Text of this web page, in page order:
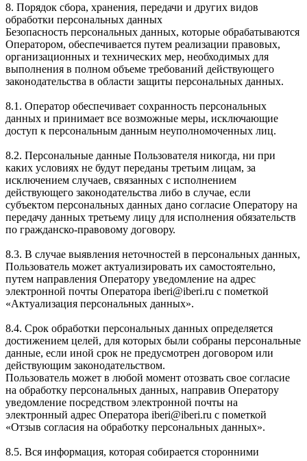
8. Порядок сбора, хранения, передачи и других видов
обработки персональных данных
Безопасность персональных данных, которые обрабатываются
Оператором, обеспечивается путем реализации правовых,
организационных и технических мер, необходимых для
выполнения в полном объеме требований действующего
законодательства в области защиты персональных данных.
8.1. Оператор обеспечивает сохранность персональных
данных и принимает все возможные меры, исключающие
доступ к персональным данным неуполномоченных лиц.
8.2. Персональные данные Пользователя никогда, ни при
каких условиях не будут переданы третьим лицам, за
исключением случаев, связанных с исполнением
действующего законодательства либо в случае, если
субъектом персональных данных дано согласие Оператору на
передачу данных третьему лицу для исполнения обязательств
по гражданско-правовому договору.
8.3. В случае выявления неточностей в персональных данных,
Пользователь может актуализировать их самостоятельно,
путем направления Оператору уведомление на адрес
электронной почты Оператора iberi@iberi.ru с пометкой
«Актуализация персональных данных».
8.4. Срок обработки персональных данных определяется
достижением целей, для которых были собраны персональные
данные, если иной срок не предусмотрен договором или
действующим законодательством.
Пользователь может в любой момент отозвать свое согласие
на обработку персональных данных, направив Оператору
уведомление посредством электронной почты на
электронный адрес Оператора iberi@iberi.ru с пометкой
«Отзыв согласия на обработку персональных данных».
8.5. Вся информация, которая собирается сторонними